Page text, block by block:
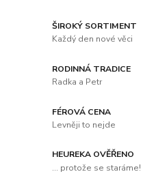
ŠIROKÝ SORTIMENT
Každý den nové věci
RODINNÁ TRADICE
Radka a Petr
FÉROVÁ CENA
Levněji to nejde
HEUREKA OVĚŘENO
... protože se staráme!